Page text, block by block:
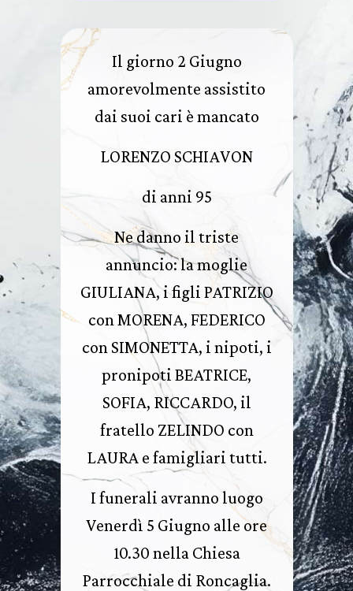
Il giorno 2 Giugno
amorevolmente assistito
dai suoi cari è mancato
LORENZO SCHIAVON
di anni 95
Ne danno il triste
annuncio: la moglie
GIULIANA, i figli PATRIZIO
con MORENA, FEDERICO
con SIMONETTA, i nipoti, i
pronipoti BEATRICE,
SOFIA, RICCARDO, il
fratello ZELINDO con
LAURA e famigliari tutti.
I funerali avranno luogo
Venerdì 5 Giugno alle ore
10.30 nella Chiesa
Parrocchiale di Roncaglia.